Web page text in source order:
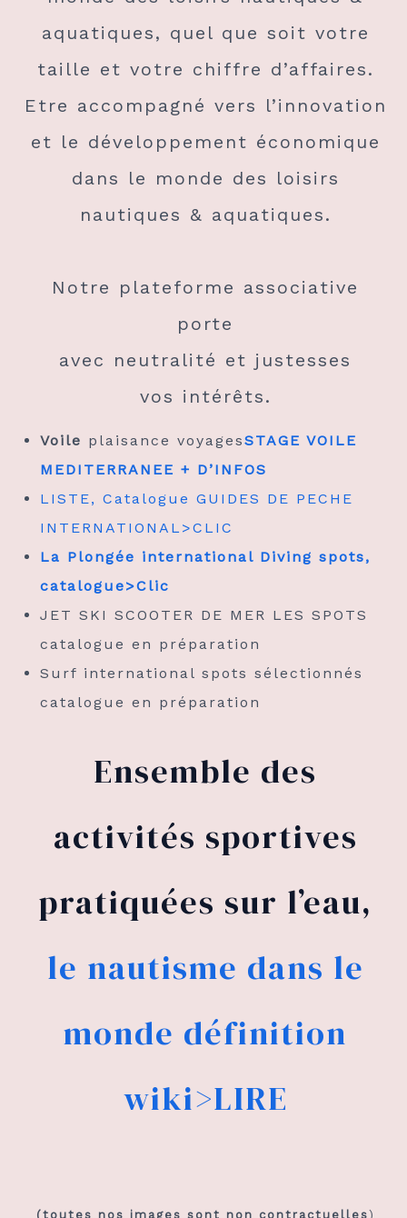
aquatiques, quel que soit votre
taille et votre chiffre d’affaires.
Etre accompagné vers l’innovation
et le développement économique
dans le monde des loisirs
nautiques & aquatiques.
Notre plateforme associative
porte
avec neutralité et justesses
vos intérêts.
Voile plaisance voyagesSTAGE VOILE
MEDITERRANEE + D’INFOS
LISTE, Catalogue GUIDES DE PECHE
INTERNATIONAL>CLIC
La Plongée international Diving spots,
catalogue>Clic
JET SKI SCOOTER DE MER LES SPOTS
catalogue en préparation
Surf international spots sélectionnés
catalogue en préparation
Ensemble des
activités sportives
pratiquées sur l’eau,
le nautisme dans le
monde définition
wiki>LIRE
(toutes nos images sont non contractuelles)